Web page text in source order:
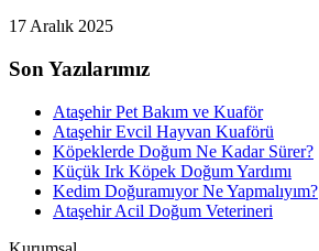
17 Aralık 2025
Son Yazılarımız
Ataşehir Pet Bakım ve Kuaför
Ataşehir Evcil Hayvan Kuaförü
Köpeklerde Doğum Ne Kadar Sürer?
Küçük Irk Köpek Doğum Yardımı
Kedim Doğuramıyor Ne Yapmalıyım?
Ataşehir Acil Doğum Veterineri